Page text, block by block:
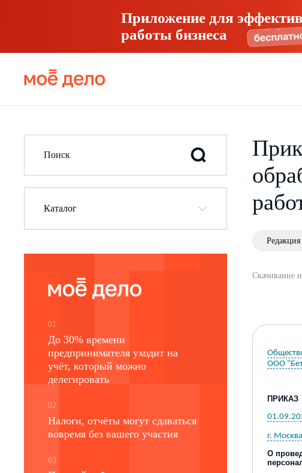
Приложение для
работы бизнеса
Каталог
01
До 30% времени
предпринимателя уходит на
учёт, который можно
делегировать
02
Налоги, отчёты могут сдаваться
вовремя без вашего участия
03
Скачивание
ООО
ПРИКАЗ
г. Москва
О